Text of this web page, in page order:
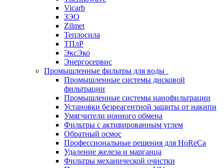
Vicarb
ЗЭО
Zilmet
Теплосила
ТПлР
ЭксЭко
Энергосервис
Промышленные фильтры для воды
Промышленные системы дисковой
фильтрации
Промышленные системы нанофильтрации
Установки безреагентной защиты от накипи
Умягчители ионного обмена
Фильтры с активированным углем
Обратный осмос
Профессиональные решения для HoReCa
Удаление железа и марганца
Фильтры механической очистки